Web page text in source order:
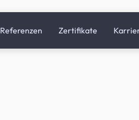
Referenzen Zertifikate